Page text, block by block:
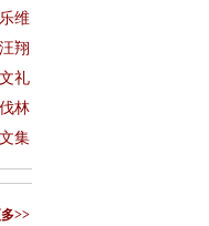
乐维
汪翔
文礼
林
集
>>